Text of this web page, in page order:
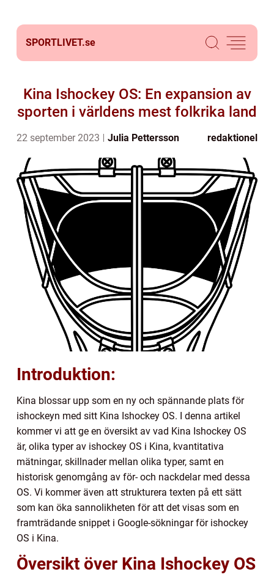
SPORTLIVET.se
Kina Ishockey OS: En expansion av
sporten i världens mest folkrika land
22 september 2023 Julia Pettersson redaktionel
Introduktion:
Kina blossar upp som en ny och spännande plats för
ishockeyn med sitt Kina Ishockey OS. I denna artikel
kommer vi att ge en översikt av vad Kina Ishockey OS
är, olika typer av ishockey OS i Kina, kvantitativa
mätningar, skillnader mellan olika typer, samt en
historisk genomgång av för- och nackdelar med dessa
OS. Vi kommer även att strukturera texten på ett sätt
som kan öka sannolikheten för att det visas som en
framträdande snippet i Google-sökningar för ishockey
OS i Kina.
Översikt över Kina Ishockey OS